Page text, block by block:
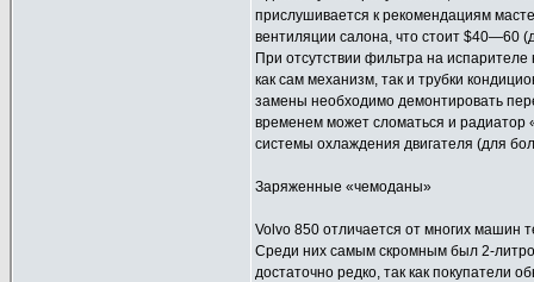
прислушивается к рекомендациям
вентиляции салона, что стоит $40—60
При отсутствии фильтра на
как сам механизм, так и трубки
замены необходимо демонтировать
временем может сломаться и радиатор
системы охлаждения двигателя (для
Заряженные «чемоданы»
Volvo 850 отличается от многих машин
Среди них самым скромным был 2-
достаточно редко, так как покупатели